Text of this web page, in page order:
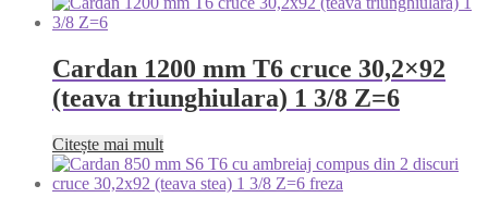
Cardan 1200 mm T6 cruce 30,2×92
(teava triunghiulara) 1 3/8 Z=6
Citește mai mult